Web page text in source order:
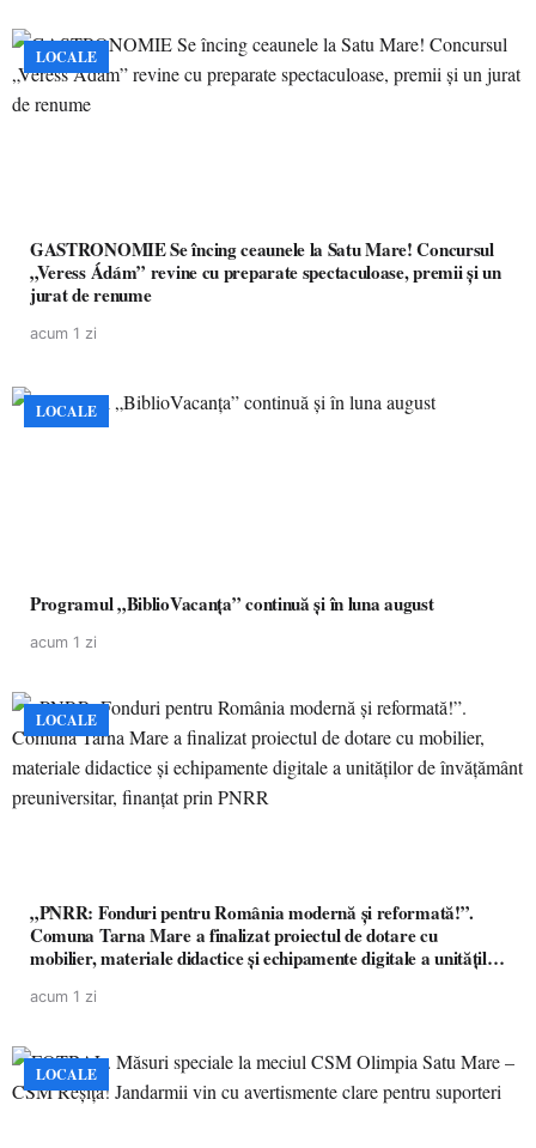
LOCALE
GASTRONOMIE Se încing ceaunele la Satu Mare! Concursul
„Veress Ádám” revine cu preparate spectaculoase, premii și un
jurat de renume
acum 1 zi
LOCALE
Programul „BiblioVacanța” continuă și în luna august
acum 1 zi
LOCALE
„PNRR: Fonduri pentru România modernă și reformată!”.
Comuna Tarna Mare a finalizat proiectul de dotare cu
mobilier, materiale didactice și echipamente digitale a unităților
acum 1 zi
LOCALE